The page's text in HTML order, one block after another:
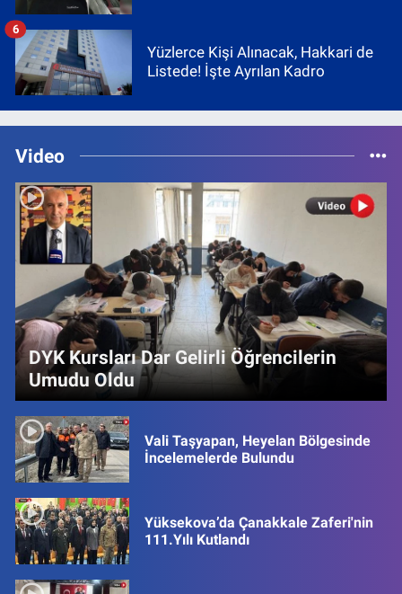
Yüzlerce Kişi Alınacak, Hakkari de
Listede! İşte Ayrılan Kadro
6
Video
DYK Kursları Dar Gelirli Öğrencilerin
Umudu Oldu
Vali Taşyapan, Heyelan Bölgesinde
İncelemelerde Bulundu
Yüksekova’da Çanakkale Zaferi'nin
111.Yılı Kutlandı